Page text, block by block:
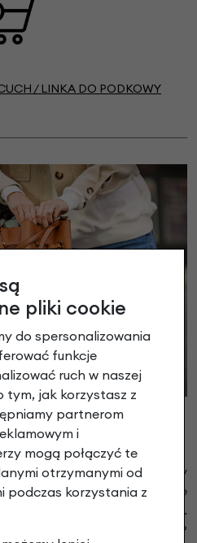
/ LINKA DO PODKOWY
większej ilości rzeczy
bagażnikowi. Lampa zostaje
zapewniając widoczność.
czy bambusowy bagażnik?
pliki cookie
do spersonalizowania
funkcje
ruch w naszej
tym, jak korzystasz z
partnerom
i
mogą połączyć te
otrzymanymi od
podczas korzystania z